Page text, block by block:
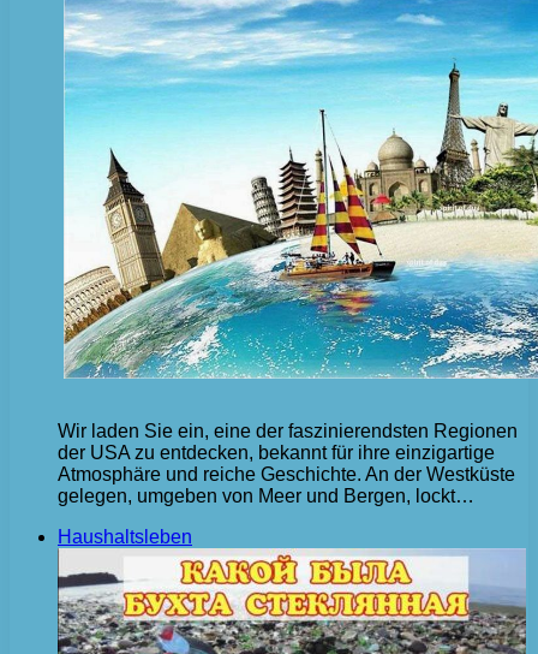
Wir laden Sie ein, eine der faszinierendsten Regionen
der USA zu entdecken, bekannt für ihre einzigartige
Atmosphäre und reiche Geschichte. An der Westküste
gelegen, umgeben von Meer und Bergen, lockt…
Haushaltsleben